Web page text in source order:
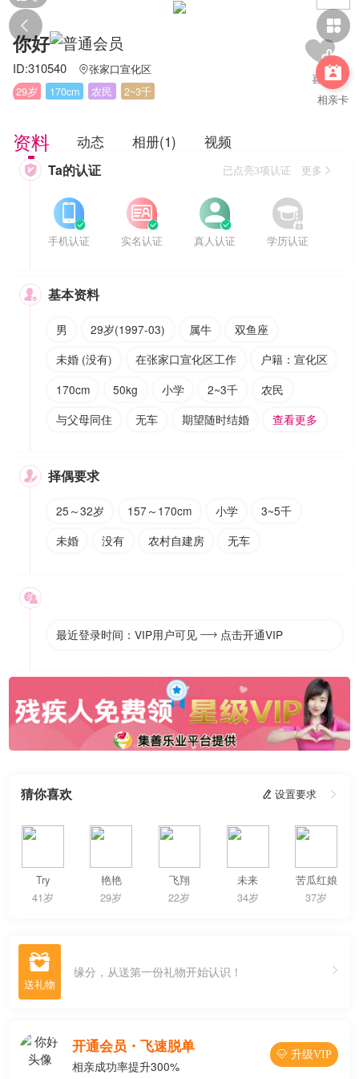
 

相亲卡
你好
ID:310540 张家口宣化区
29岁
170cm 农民 2~3千
资料 动态 相册(1) 视频
 Ta的认证 已点亮3项认证 更多


手机认证


实名认证


真人认证


学历认证
 基本资料
男 29岁(1997-03) 属牛
双鱼座
未婚 (没有)
在张家口宣化区工作
户籍：宣化区
170cm
50kg 小学 2~3千
农民
与父母同住
无车 期望随时结婚 查看更多
 择偶要求
25～32岁 157～170cm 小学
3~5千
未婚
没有 农村自建房 无车

最近登录时间：VIP用户可见  点击开通VIP
猜你喜欢  设置要求 
Try
41岁
艳艳
29岁
飞翔
22岁
未来
34岁
苦瓜红娘
37岁
 缘分，从送第一份礼物开始认识！
开通会员・飞速脱单
相亲成功率提升300%
 升级VIP